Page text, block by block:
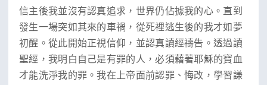
信主後我並沒有認真追求，世界仍佔據我的心。直到
發生一場突如其來的車禍，從死裡逃生後的我才如夢
初醒。從此開始正視信仰，並認真讀經禱告。透過讀
聖經，我明白自己是有罪的人，必須藉著耶穌的寶血
才能洗淨我的罪。我在上帝面前認罪、悔改，學習謙